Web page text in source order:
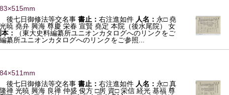
後七日御修法等交名事 書止： 右注進如件 人名： 永□ 堯
暁 堯弁 興海 尊慶 栄春 宣賢 堯定 本院（後水尾院） 女
：
（東大史料編纂所ユニオンカタログへのリンクをご
編纂所ユニオンカタログへのリンクをご参照...
後七日御修法等交名事 書止： 右注進如件 人名： 永□ 真
禅 光暁 興海 良禅 仲盛 俊方 □房 資□ 栄信 経光 基福 尊